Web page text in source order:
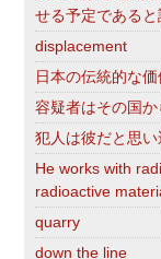
せる予定であると
displacement
日本の伝統的な
容疑者はその国か
犯人は彼だと思い
He works with
radioactive
quarry
down the line